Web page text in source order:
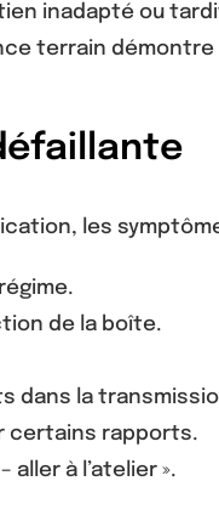
inadapté ou
terrain
les
de la boîte.
dans la
certains rapports.
aller à l’atelier ».